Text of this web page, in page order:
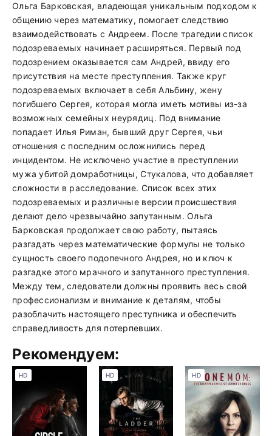
Ольга Барковская, владеющая уникальным подходом к
общению через математику, помогает следствию
взаимодействовать с Андреем. После трагедии список
подозреваемых начинает расширяться. Первый под
подозрением оказывается сам Андрей, ввиду его
присутствия на месте преступления. Также круг
подозреваемых включает в себя Альбину, жену
погибшего Сергея, которая могла иметь мотивы из-за
возможных семейных неурядиц. Под внимание
попадает Илья Риман, бывший друг Сергея, чьи
отношения с последним осложнились перед
инцидентом. Не исключено участие в преступлении
мужа убитой домработницы, Стукалова, что добавляет
сложности в расследование. Список всех этих
подозреваемых и различные версии происшествия
делают дело чрезвычайно запутанным. Ольга
Барковская продолжает свою работу, пытаясь
разгадать через математические формулы не только
сущность своего подопечного Андрея, но и ключ к
разгадке этого мрачного и запутанного преступления.
Между тем, следователи должны проявить весь свой
профессионализм и внимание к деталям, чтобы
разоблачить настоящего преступника и обеспечить
справедливость для потерпевших.
Рекомендуем:
HD HD HD